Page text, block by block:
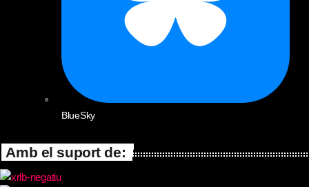
BlueSky
Amb el suport de: